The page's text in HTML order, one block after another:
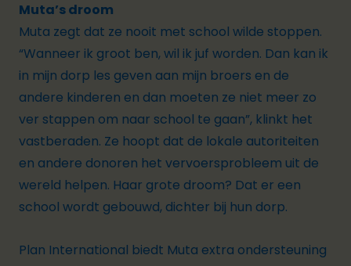
Muta’s droom
Muta zegt dat ze nooit met school wilde stoppen.
“Wanneer ik groot ben, wil ik juf worden. Dan kan ik
in mijn dorp les geven aan mijn broers en de
andere kinderen en dan moeten ze niet meer zo
ver stappen om naar school te gaan”, klinkt het
vastberaden. Ze hoopt dat de lokale autoriteiten
en andere donoren het vervoersprobleem uit de
wereld helpen. Haar grote droom? Dat er een
school wordt gebouwd, dichter bij hun dorp.
Plan International biedt Muta extra ondersteuning